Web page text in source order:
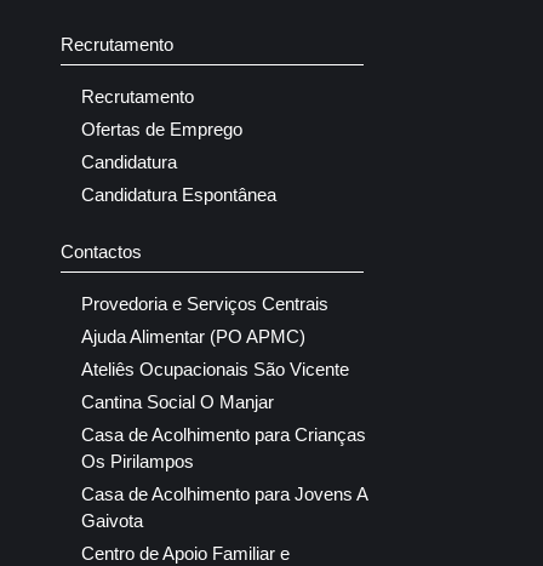
Recrutamento
Recrutamento
Ofertas de Emprego
Candidatura
Candidatura Espontânea
Contactos
Provedoria e Serviços Centrais
Ajuda Alimentar (PO APMC)
Ateliês Ocupacionais São Vicente
Cantina Social O Manjar
Casa de Acolhimento para Crianças
Os Pirilampos
Casa de Acolhimento para Jovens A
Gaivota
Centro de Apoio Familiar e